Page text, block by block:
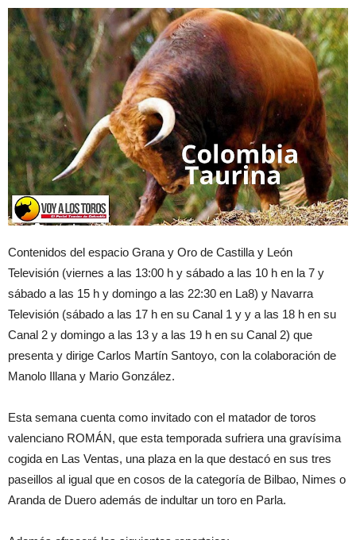
Contenidos del espacio Grana y Oro de Castilla y León
Televisión (viernes a las 13:00 h y sábado a las 10 h en la 7 y
sábado a las 15 h y domingo a las 22:30 en La8) y Navarra
Televisión (sábado a las 17 h en su Canal 1 y y a las 18 h en su
Canal 2 y domingo a las 13 y a las 19 h en su Canal 2) que
presenta y dirige Carlos Martín Santoyo, con la colaboración de
Manolo Illana y Mario González.
Esta semana cuenta como invitado con el matador de toros
valenciano ROMÁN, que esta temporada sufriera una gravísima
cogida en Las Ventas, una plaza en la que destacó en sus tres
paseillos al igual que en cosos de la categoría de Bilbao, Nimes o
Aranda de Duero además de indultar un toro en Parla.